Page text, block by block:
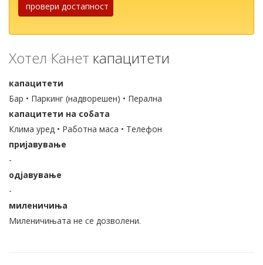
провери достапност
Хотел Канет капацитети
капацитети
Бар • Паркинг (надворешен) • Перална
капацитети на собата
Клима уред • Работна маса • Телефон
пријавување
-
одјавување
-
миленичиња
Миленичињата не се дозволени.